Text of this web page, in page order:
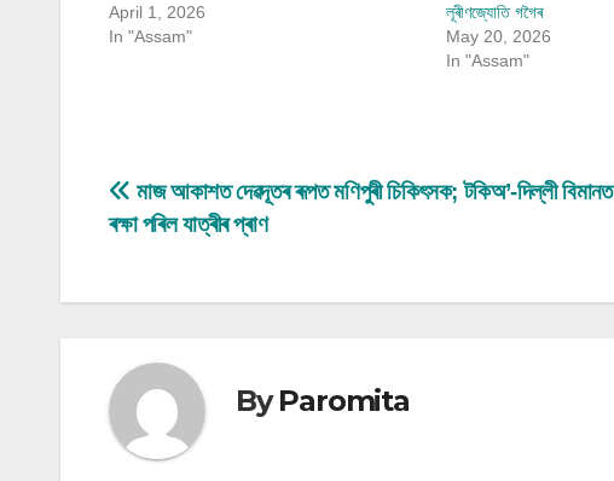
April 1, 2026
In "Assam"
লূৰীণজ্যোতি গগৈৰ
May 20, 2026
In "Assam"
Post
navigation
মাজ আকাশত দেৱদূতৰ ৰূপত মণিপুৰী চিকিৎসক; টকিঅ’-দিল্লী বিমানত
ৰক্ষা পৰিল যাত্ৰীৰ প্ৰাণ
ByParomita